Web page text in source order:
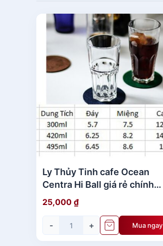
Ly Thủy Tinh cafe Ocean
Centra Hi Ball giá rẻ chính
hãng
25,000 ₫
- + Mua ngay